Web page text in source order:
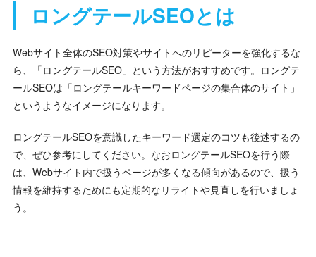
ロングテールSEOとは
Webサイト全体のSEO対策やサイトへのリピーターを強化するな
ら、「ロングテールSEO」という方法がおすすめです。ロングテ
ールSEOは「ロングテールキーワードページの集合体のサイト」
というようなイメージになります。
ロングテールSEOを意識したキーワード選定のコツも後述するの
で、ぜひ参考にしてください。なおロングテールSEOを行う際
は、Webサイト内で扱うページが多くなる傾向があるので、扱う
情報を維持するためにも定期的なリライトや見直しを行いましょ
う。